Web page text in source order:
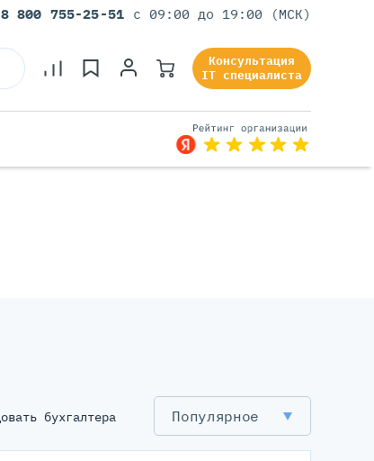
8 800 755-25-51 с 09:00 до 19:00 (МСК)
Консультация
IT специалиста
бухгалтера Популярное